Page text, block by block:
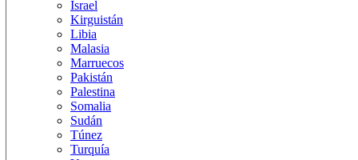
Israel
Kirguistán
Libia
Malasia
Marruecos
Pakistán
Palestina
Somalia
Sudán
Túnez
Turquía